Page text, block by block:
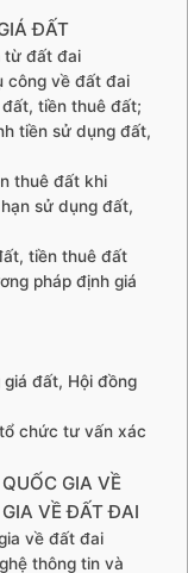
ĐẤT
từ đất đai
công về đất đai
tiền thuê đất;
tiền sử dụng đất,
thuê đất khi
sử dụng đất,
tiền thuê đất
pháp định giá
đất, Hội đồng
chức tư vấn xác
GIA VỀ
VỀ ĐẤT ĐAI
về đất đai
thông tin và